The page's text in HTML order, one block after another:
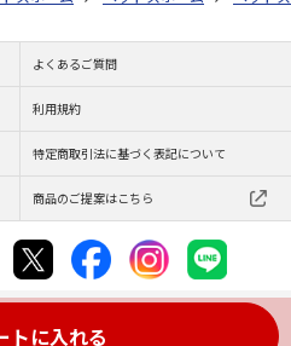
トに入れる
よくあるご質問
利用規約
特定商取引法に基づく表記について
商品のご提案はこちら